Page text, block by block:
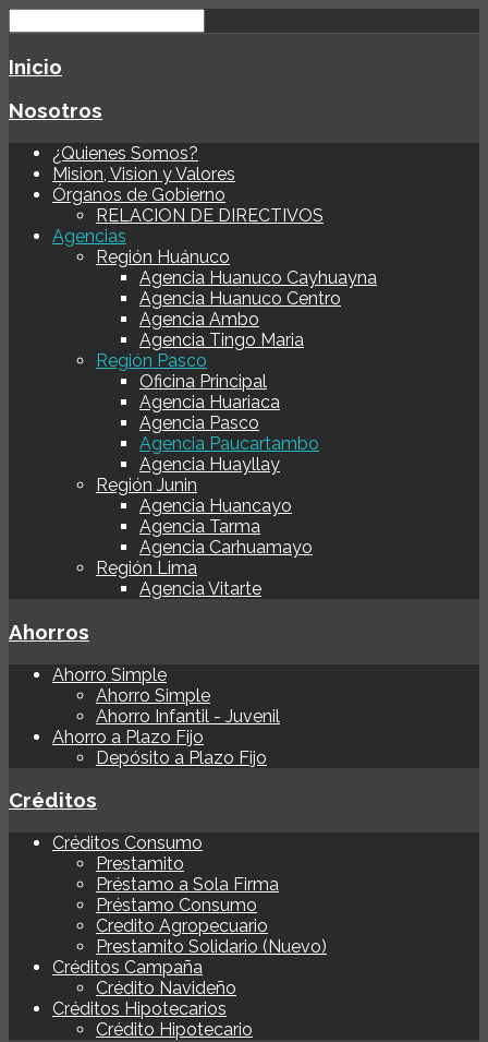
Inicio
Nosotros
¿Quienes Somos?
Mision, Vision y Valores
Órganos de Gobierno
RELACION DE DIRECTIVOS
Agencias
Región Huánuco
Agencia Huanuco Cayhuayna
Agencia Huanuco Centro
Agencia Ambo
Agencia Tingo Maria
Región Pasco
Oficina Principal
Agencia Huariaca
Agencia Pasco
Agencia Paucartambo
Agencia Huayllay
Región Junin
Agencia Huancayo
Agencia Tarma
Agencia Carhuamayo
Región Lima
Agencia Vitarte
Ahorros
Ahorro Simple
Ahorro Simple
Ahorro Infantil - Juvenil
Ahorro a Plazo Fijo
Depósito a Plazo Fijo
Créditos
Créditos Consumo
Prestamito
Préstamo a Sola Firma
Préstamo Consumo
Credito Agropecuario
Prestamito Solidario (Nuevo)
Créditos Campaña
Crédito Navideño
Créditos Hipotecarios
Crédito Hipotecario